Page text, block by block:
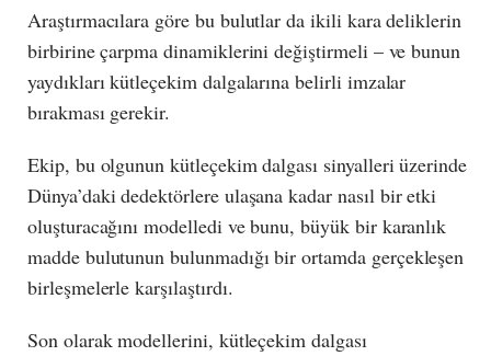
Araştırmacılara göre bu bulutlar da ikili kara deliklerin
birbirine çarpma dinamiklerini değiştirmeli – ve bunun
yaydıkları kütleçekim dalgalarına belirli imzalar
bırakması gerekir.
Ekip, bu olgunun kütleçekim dalgası sinyalleri üzerinde
Dünya’daki dedektörlere ulaşana kadar nasıl bir etki
oluşturacağını modelledi ve bunu, büyük bir karanlık
madde bulutunun bulunmadığı bir ortamda gerçekleşen
birleşmelerle karşılaştırdı.
Son olarak modellerini, kütleçekim dalgası